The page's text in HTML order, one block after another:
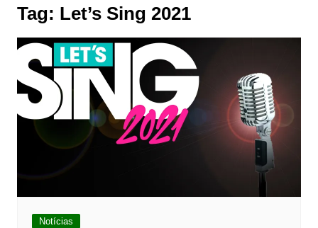
Tag: Let’s Sing 2021
Notícias